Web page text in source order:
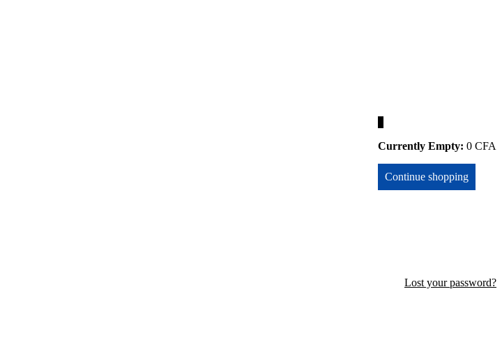
Currently Empty: 0 CFA
Continue shopping
Lost your password?